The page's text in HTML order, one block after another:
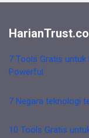
7 Tools Gratis untuk
Powerful
7 Negara teknologi
10 Tools Gratis